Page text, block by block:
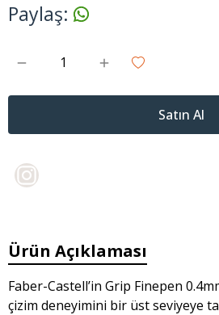
Paylaş:
Satın Al
Ürün Açıklaması
Faber-Castell’in Grip Finepen
çizim deneyimini bir üst seviyeye